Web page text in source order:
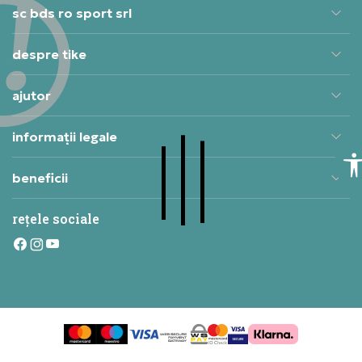
sc bds ro sport srl
despre tike
ajutor
informații legale
beneficii
rețele sociale